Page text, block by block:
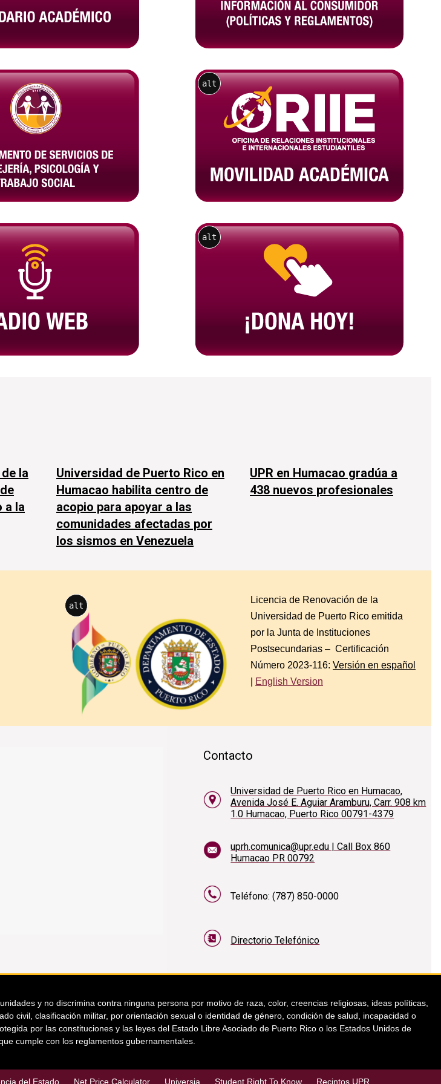
alt
alt
la
a la
Universidad de Puerto Rico en
Humacao habilita centro de
acopio para apoyar a las
comunidades afectadas por
los sismos en Venezuela
UPR en Humacao gradúa a
438 nuevos profesionales
alt
Licencia de Renovación de la
Universidad de Puerto Rico emitida
por la Junta de Instituciones
Postsecundarias – Certificación
Número 2023-116: Versión en español
English Version
Contacto
Universidad de Puerto Rico en Humacao,
Avenida José E. Aguiar Aramburu, Carr. 908 km
1.0 Humacao, Puerto Rico 00791-4379
uprh.comunica@upr.edu | Call Box 860
Humacao PR 00792
Teléfono: (787) 850-0000
Directorio Telefónico
y no discrimina contra ninguna persona por motivo de raza, color, creencias religiosas, ideas políticas,
civil, clasificación militar, por orientación sexual o identidad de género, condición de salud, incapacidad o
por las constituciones y las leyes del Estado Libre Asociado de Puerto Rico o los Estados Unidos de
cumple con los reglamentos gubernamentales.
del Estado Net Price Calculator Universia Student Right To Know Recintos UPR